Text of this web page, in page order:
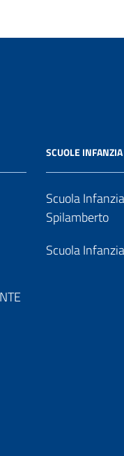
SCUOLE INFANZIA
Scuola
Spilamberto
Scuola